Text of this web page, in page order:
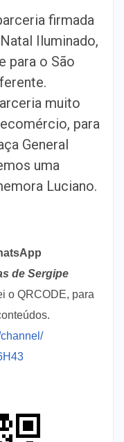
firmada
Iluminado,
para o São
muito
para
General
uma
Luciano.
de Sergipe
o QRCODE, para